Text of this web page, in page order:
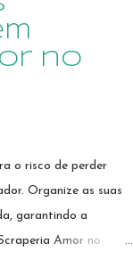
no
o risco de perder
Organize as suas
garantindo a
Amor no